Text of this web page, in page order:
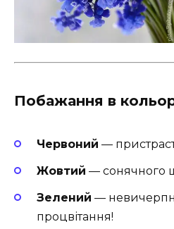
Побажання в
Червоний —
Жовтий — сонячного
Зелений —
процвітання!